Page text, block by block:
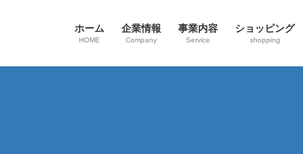
ホーム
HOME
企業情報
Company
事業内容
Service
ショッピング
shopping